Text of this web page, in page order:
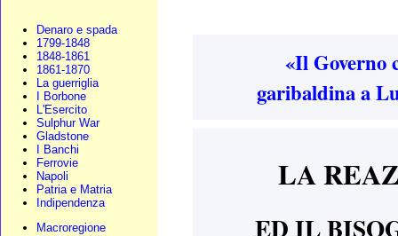
Denaro e spada
1799-1848
1848-1861
1861-1870
La guerriglia
I Borbone
L'Esercito
Sulphur War
Gladstone
I Banchi
Ferrovie
Napoli
Patria e Matria
Indipendenza
Macroregione
«Il Governo
garibaldina a
LA
ED IL